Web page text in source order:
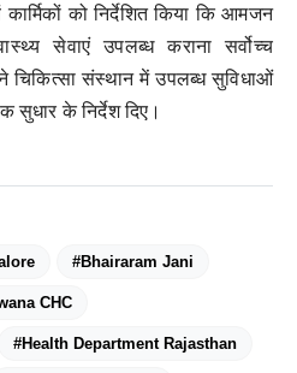
कार्मिकों को निर्देशित किया कि आमजन
सेवाएं उपलब्ध कराना सर्वोच्च
चिकित्सा संस्थान में उपलब्ध सुविधाओं
सुधार के निर्देश दिए।
#Bhairaram Jani
CHC
#Health Department Rajasthan